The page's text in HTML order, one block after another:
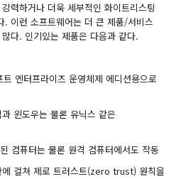
력하거나 더욱 세부적인 화이트리스팅
. 이런 소프트웨어는 더 큰 제품/서비스
다. 인기있는 제품은 다음과 같다.
엔터프라이즈 운영체제 에디션용으로
윈도우는 물론 유닉스 같은
컴퓨터는 물론 원격 컴퓨터에서도 작동
걸쳐 제로 트러스트(zero trust) 원칙을